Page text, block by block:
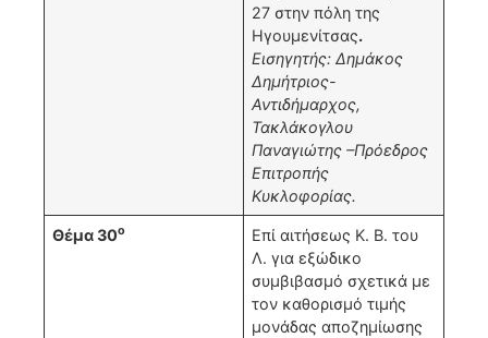
27 στην πόλη της
Ηγουμενίτσας.
Εισηγητής: Δημάκος
Δημήτριος-
Αντιδήμαρχος,
Τακλάκογλου
Παναγιώτης –Πρόεδρος
Επιτροπής
Κυκλοφορίας.
Θέμα 30ο
Επί αιτήσεως Κ. Β. του
Λ. για εξώδικο
συμβιβασμό σχετικά με
τον καθορισμό τιμής
μονάδας αποζημίωσης